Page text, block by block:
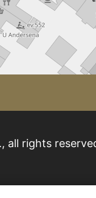
all rights